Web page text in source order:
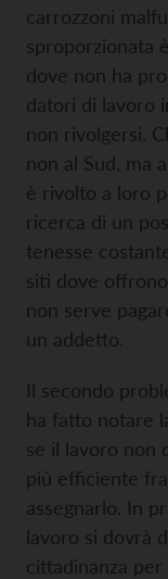
carrozzoni
sproporzionata
dove non ha
datori di lavoro
non rivolgersi.
non al Sud, ma
è rivolto a loro
ricerca di un
tenesse
siti dove
non serve
un addetto.
Il secondo
ha fatto notare
se il lavoro non
più efficiente
assegnarlo. In
lavoro si dovrà
cittadinanza